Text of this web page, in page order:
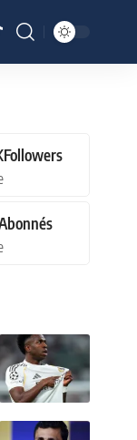
Followers